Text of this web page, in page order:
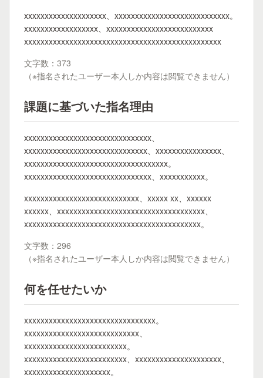
xxxxxxxxxxxxxxxxxxxx、xxxxxxxxxxxxxxxxxxxxxxxxxxxx。
xxxxxxxxxxxxxxxxxx、xxxxxxxxxxxxxxxxxxxxxxxxxx
xxxxxxxxxxxxxxxxxxxxxxxxxxxxxxxxxxxxxxxxxxxxxxxx
文字数：373
（※指名されたユーザー本人しか内容は閲覧できません）
課題に基づいた指名理由
xxxxxxxxxxxxxxxxxxxxxxxxxxxxxxx、
xxxxxxxxxxxxxxxxxxxxxxxxxxxxxx、xxxxxxxxxxxxxxxx、
xxxxxxxxxxxxxxxxxxxxxxxxxxxxxxxxxxx。
xxxxxxxxxxxxxxxxxxxxxxxxxxxxxxx、xxxxxxxxxxx。
xxxxxxxxxxxxxxxxxxxxxxxxxxxx、xxxxx xx、xxxxxx
xxxxxx、xxxxxxxxxxxxxxxxxxxxxxxxxxxxxxxxxxxx、
xxxxxxxxxxxxxxxxxxxxxxxxxxxxxxxxxxxxxxxxxxx。
文字数：296
（※指名されたユーザー本人しか内容は閲覧できません）
何を任せたいか
xxxxxxxxxxxxxxxxxxxxxxxxxxxxxxxx。
xxxxxxxxxxxxxxxxxxxxxxxxxxxx、
xxxxxxxxxxxxxxxxxxxxxxxxx。
xxxxxxxxxxxxxxxxxxxxxxxxx、xxxxxxxxxxxxxxxxxxxxx、
xxxxxxxxxxxxxxxxxxxxx。